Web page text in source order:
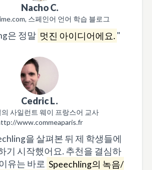
Nacho C.
스페인어 언어 학습 블로그
은 정말 멋진 아이디어에요. "
Cedric L.
의 사일런트 웨이 프랑스어 교사
www.commeaparis.fr
을 살펴본 뒤 제 학생들에
기 시작했어요. 추천을 결심하
유는 바로 Speechling의 녹음/